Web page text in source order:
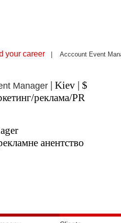
your career | Acccount Event
Manager | Kiev | $
реклама/PR
анентство